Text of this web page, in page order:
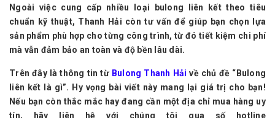
Ngoài việc cung cấp nhiều loại bulong liên kết theo tiêu
chuẩn kỹ thuật, Thanh Hải còn tư vấn để giúp bạn chọn lựa
sản phẩm phù hợp cho từng công trình, từ đó tiết kiệm chi phí
mà vẫn đảm bảo an toàn và độ bền lâu dài.
Trên đây là thông tin từ Bulong Thanh Hải về chủ đề “Bulong
liên kết là gì”. Hy vọng bài viết này mang lại giá trị cho bạn!
Nếu bạn còn thắc mắc hay đang cần một địa chỉ mua hàng uy
tín, hãy liên hệ với chúng tôi qua số hotline